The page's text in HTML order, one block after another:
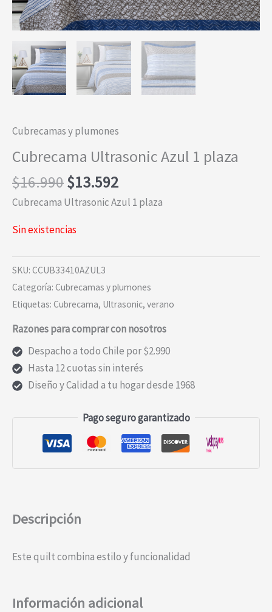
Cubrecamas y plumones
Cubrecama Ultrasonic Azul 1 plaza
$16.990El
precio
era:
$13.592El
precio
Cubrecama Ultrasonic Azul 1 plaza
Sin existencias
SKU: CCUB33410AZUL3
Categoría: Cubrecamas y plumones
Etiquetas: Cubrecama, Ultrasonic, verano
Razones para comprar con nosotros
Despacho a todo Chile por $2.990
Hasta 12 cuotas sin interés
Diseño y Calidad a tu hogar desde 1968
Pago seguro garantizado
Descripción
Este quilt combina estilo y funcionalidad
Información adicional